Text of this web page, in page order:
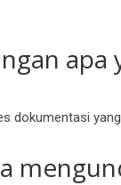
apa
dokumentasi